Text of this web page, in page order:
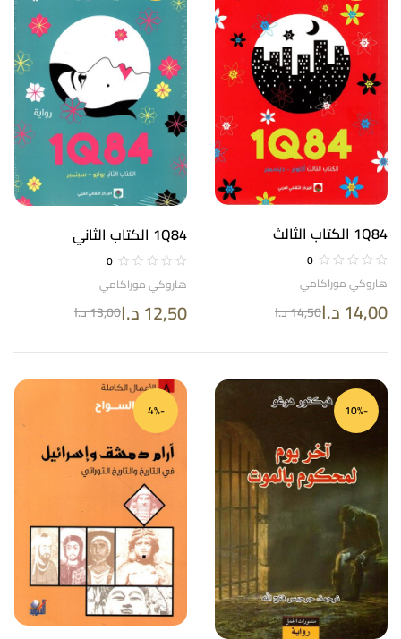
1Q84 الكتاب الثالث
0
هاروكي موراكامي
14,50د.ا 14,00د.ا
1Q84 الكتاب الثاني
0
هاروكي موراكامي
13,00د.ا 12,50د.ا
-10%
-4%